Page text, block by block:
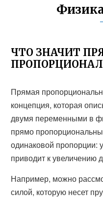
ЧТО ЗНАЧИТ
Прямая
концепция, которая
двумя переменными в
прямо
одинаковой пропорции:
приводит к увеличению
Например, можно
силой, которую несет